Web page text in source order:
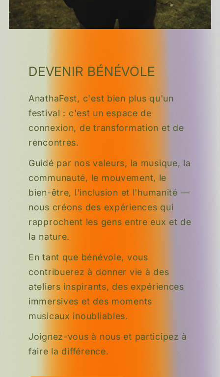
DEVENIR BÉNÉVOLE
AnathaFest, c'est bien plus qu'un
festival : c'est un espace de
connexion, de transformation et de
rencontres.
Guidé par nos valeurs, la musique, la
communauté, le mouvement, le
bien-être, l'inclusion et l'humanité —
nous créons des expériences qui
rapprochent les gens entre eux et de
la nature.
En tant que bénévole, vous
contribuerez à donner vie à des
ateliers inspirants, des expériences
immersives et des moments
musicaux inoubliables.
Joignez-vous à nous et participez à
faire la différence.